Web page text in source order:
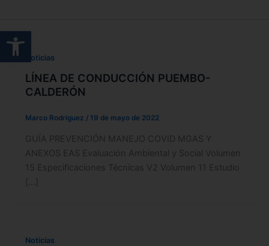
Abrir barra de herramientas
Noticias
LÍNEA DE CONDUCCIÓN PUEMBO-
CALDERÓN
Marco Rodriguez / 19 de mayo de 2022
GUÍA PREVENCIÓN MANEJO COVID MGAS Y
ANEXOS EAS Evaluación Ambiental y Social Volumen
15 Especificaciones Técnicas V2 Volumen 11 Estudio
[…]
Noticias